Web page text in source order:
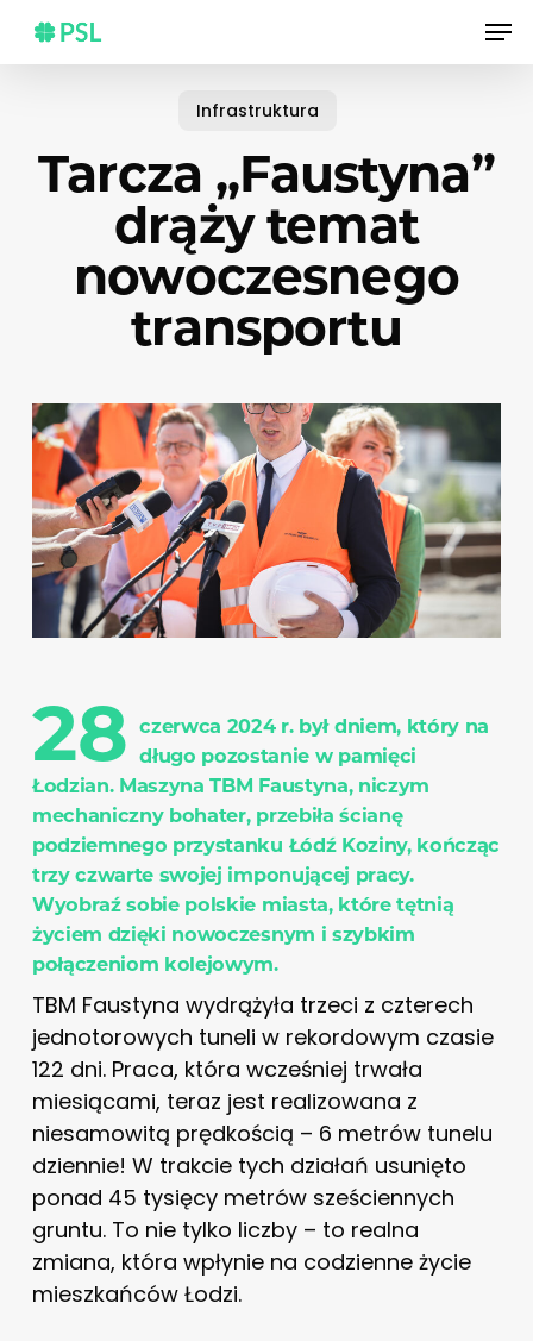
main
Infrastruktura
Tarcza „Faustyna”
drąży temat
nowoczesnego
transportu
28 czerwca 2024 r. był dniem, który na
długo pozostanie w pamięci
Łodzian. Maszyna TBM Faustyna, niczym
mechaniczny bohater, przebiła ścianę
podziemnego przystanku Łódź Koziny, kończąc
trzy czwarte swojej imponującej pracy.
Wyobraź sobie polskie miasta, które tętnią
życiem dzięki nowoczesnym i szybkim
połączeniom kolejowym.
TBM Faustyna wydrążyła trzeci z czterech
jednotorowych tuneli w rekordowym czasie
122 dni. Praca, która wcześniej trwała
miesiącami, teraz jest realizowana z
niesamowitą prędkością – 6 metrów tunelu
dziennie! W trakcie tych działań usunięto
ponad 45 tysięcy metrów sześciennych
gruntu. To nie tylko liczby – to realna
zmiana, która wpłynie na codzienne życie
mieszkańców Łodzi.